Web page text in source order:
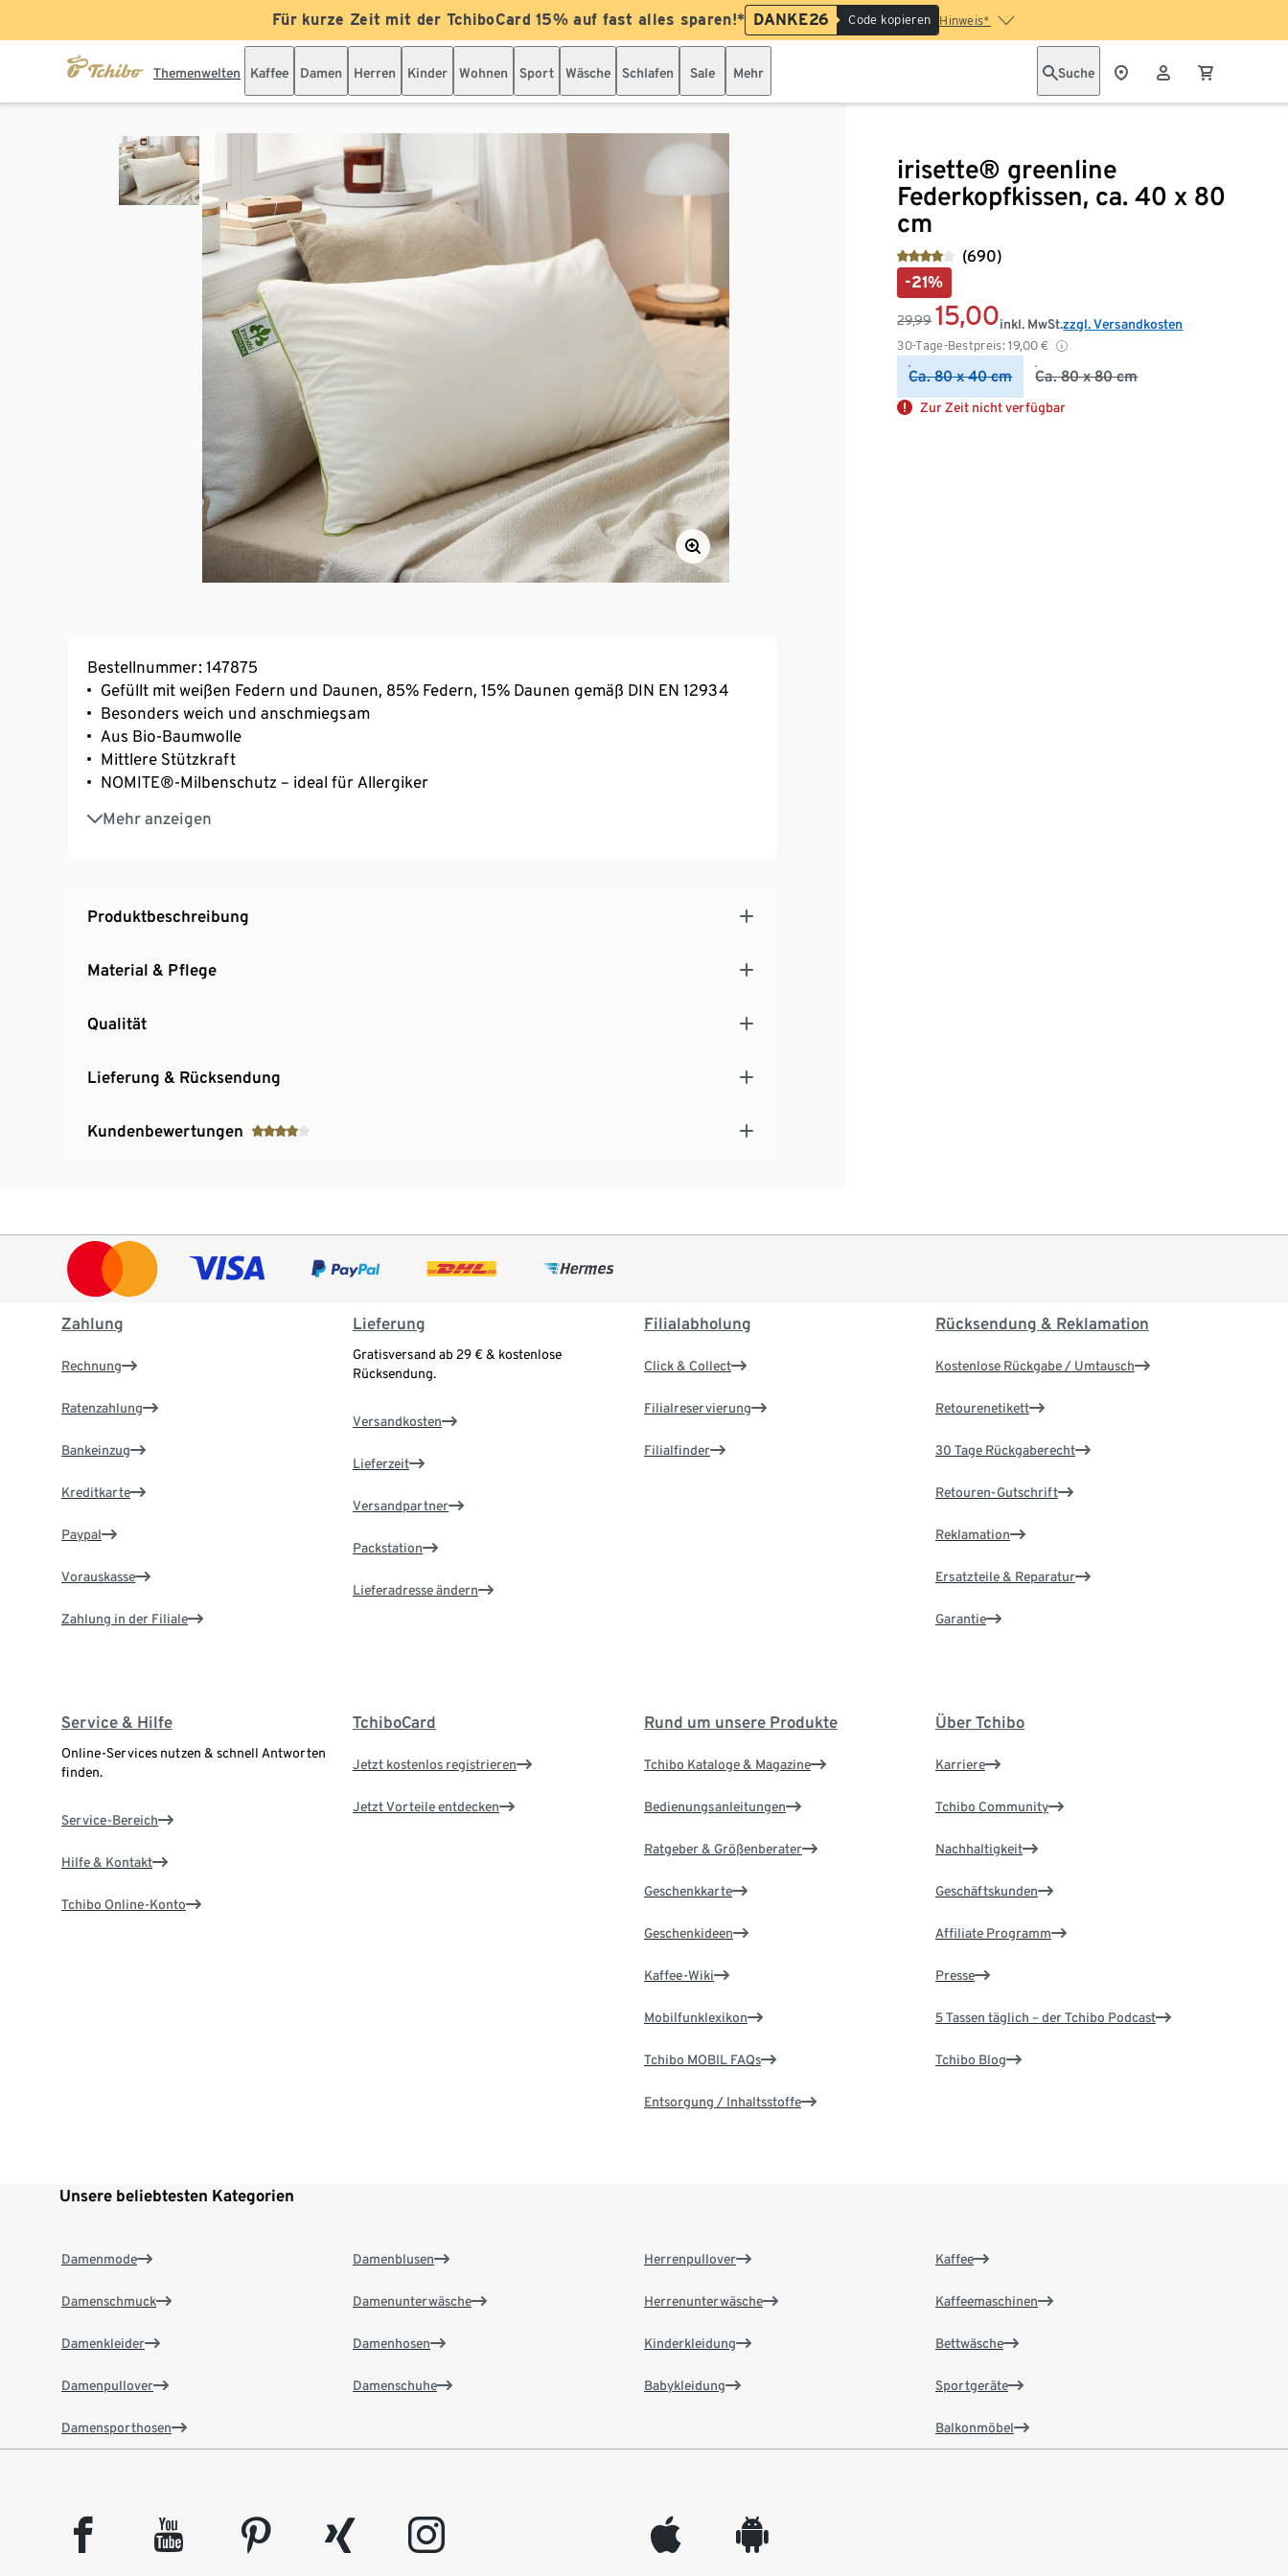
Für kurze Zeit mit der TchiboCard 15% auf fast alles sparen!* DANKE26 Code kopieren Hinweis*
Themenwelten Kaffee Damen Herren Kinder Wohnen Sport Wäsche Schlafen Sale Mehr Suche
irisette® greenline
Federkopfkissen, ca. 40 x 80
cm
(690)
-21%
29,99 15,00
30-Tage-Bestpreis: 19,00 €
inkl. MwSt.zzgl. Versandkosten
Ca. 80 x 40 cm Ca. 80 x 80 cm
Zur Zeit nicht verfügbar
Bestellnummer: 147875
Gefüllt mit weißen Federn und Daunen, 85% Federn, 15% Daunen gemäß DIN EN 12934
Besonders weich und anschmiegsam
Aus Bio-Baumwolle
Mittlere Stützkraft
NOMITE®-Milbenschutz – ideal für Allergiker
Mehr anzeigen
irisette® greenline: exklusiv entwickelt für Tchibo
Produktbeschreibung
Material & Pflege
Qualität
Lieferung & Rücksendung
Kundenbewertungen
Zahlung
Rechnung
Ratenzahlung
Bankeinzug
Kreditkarte
Paypal
Vorauskasse
Zahlung in der Filiale
Lieferung
Gratisversand ab 29 € & kostenlose
Rücksendung.
Versandkosten
Lieferzeit
Versandpartner
Packstation
Lieferadresse ändern
Filialabholung
Click & Collect
Filialreservierung
Filialfinder
Rücksendung & Reklamation
Kostenlose Rückgabe / Umtausch
Retourenetikett
30 Tage Rückgaberecht
Retouren-Gutschrift
Reklamation
Ersatzteile & Reparatur
Garantie
Service & Hilfe
Online-Services nutzen & schnell Antworten
finden.
Service-Bereich
Hilfe & Kontakt
Tchibo Online-Konto
TchiboCard
Jetzt kostenlos registrieren
Jetzt Vorteile entdecken
Rund um unsere Produkte
Tchibo Kataloge & Magazine
Bedienungsanleitungen
Ratgeber & Größenberater
Geschenkkarte
Geschenkideen
Kaffee-Wiki
Mobilfunklexikon
Tchibo MOBIL FAQs
Entsorgung / Inhaltsstoffe
Über Tchibo
Karriere
Tchibo Community
Nachhaltigkeit
Geschäftskunden
Affiliate Programm
Presse
5 Tassen täglich – der Tchibo Podcast
Tchibo Blog
Unsere beliebtesten Kategorien
Damenmode
Damenschmuck
Damenkleider
Damenpullover
Damensporthosen
Damenblusen
Damenunterwäsche
Damenhosen
Damenschuhe
Herrenpullover
Herrenunterwäsche
Kinderkleidung
Babykleidung
Kaffee
Kaffeemaschinen
Bettwäsche
Sportgeräte
Balkonmöbel
facebook youtube pinterest xing instagram appleinc android